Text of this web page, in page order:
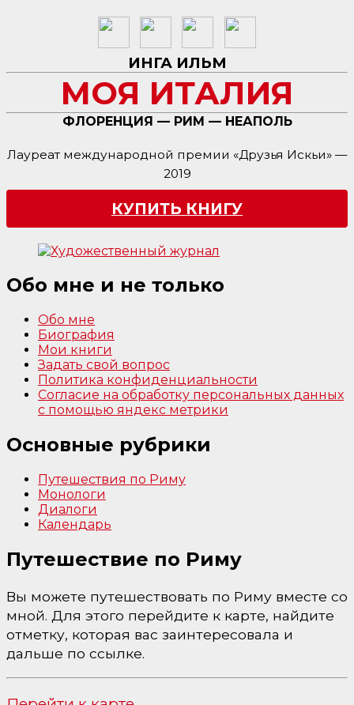
ИНГА ИЛЬМ
МОЯ ИТАЛИЯ
ФЛОРЕНЦИЯ — РИМ — НЕАПОЛЬ
Лауреат международной премии «Друзья Искьи» —
2019
КУПИТЬ КНИГУ
Обо мне и не только
Обо мне
Биография
Мои книги
Задать свой вопрос
Политика конфиденциальности
Согласие на обработку персональных данных
с помощью яндекс метрики
Основные рубрики
Путешествия по Риму
Монологи
Диалоги
Календарь
Путешествие по Риму
Вы можете путешествовать по Риму вместе со
мной. Для этого перейдите к карте, найдите
отметку, которая вас заинтересовала и
дальше по ссылке.